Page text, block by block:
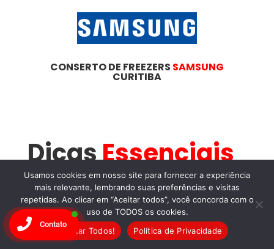
CONSERTO DE FREEZERS SAMSUNG
CURITIBA
DicasEssenciais
Para
Manutenção de
Freezersno São
Usamos cookies em nosso site para fornecer a experiência
mais relevante, lembrando suas preferências e visitas
repetidas. Ao clicar em “Aceitar todos”, você concorda com o
uso de TODOS os cookies.
Aceitar Todos!
Política de Privacidade
Contato